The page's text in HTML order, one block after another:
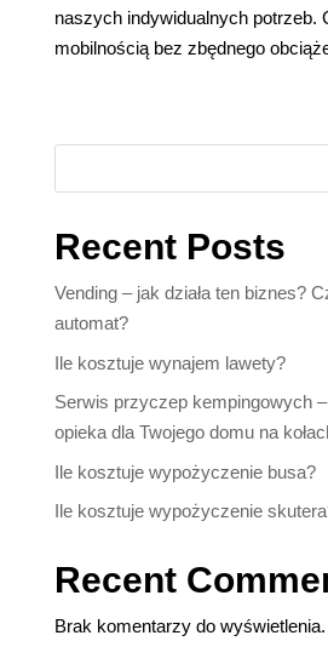
naszych indywidualnych potrzeb.
mobilnością bez zbędnego
Recent Posts
Vending – jak działa ten biznes?
automat?
Ile kosztuje wynajem lawety?
Serwis przyczep kempingowych
opieka dla Twojego domu na
Ile kosztuje wypożyczenie busa?
Ile kosztuje wypożyczenie
Recent
Brak komentarzy do wyświetlenia.